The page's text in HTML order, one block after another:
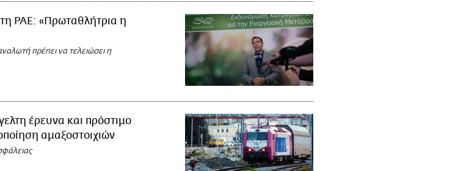
ΡΑΕ: «Πρωταθλήτρια η
πρέπει να τελειώσει η
έρευνα και πρόστιμο
αμαξοστοιχιών